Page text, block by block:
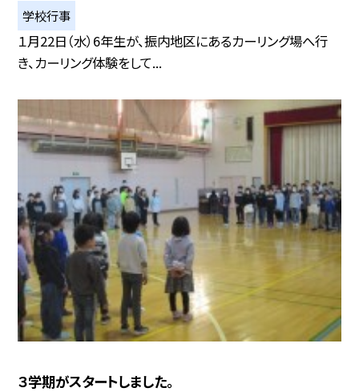
学校行事
１月22日（水）6年生が、振内地区にあるカーリング場へ行
き、カーリング体験をして...
３学期がスタートしました。